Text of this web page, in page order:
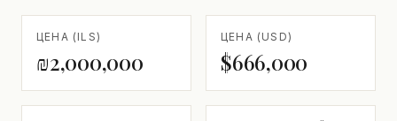
ЦЕНА (ILS)
₪2,000,000
ЦЕНА (USD)
$666,000